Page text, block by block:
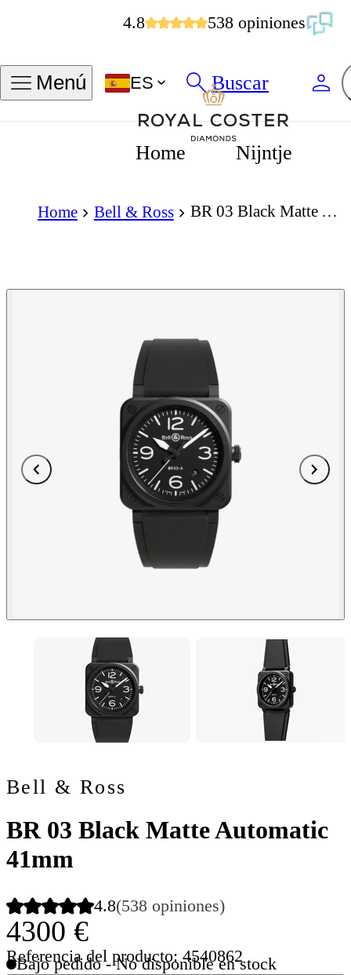
4.8 538 opiniones
Menú ES Buscar
Home Nijntje
Home Bell & Ross
Bell & Ross
BR 03 Black Matte Automatic
41mm
4.8(538 opiniones)
4300 €
Referencia del producto: 4540862
Bajo pedido - No disponible en stock